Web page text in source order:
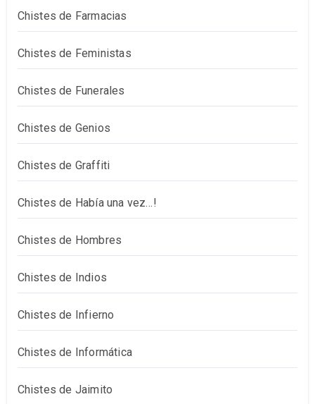
Chistes de Farmacias
Chistes de Feministas
Chistes de Funerales
Chistes de Genios
Chistes de Graffiti
Chistes de Había una vez…!
Chistes de Hombres
Chistes de Indios
Chistes de Infierno
Chistes de Informática
Chistes de Jaimito